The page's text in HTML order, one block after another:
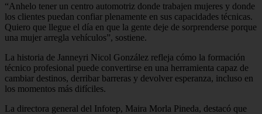
“Anhelo tener un centro automotriz donde trabajen mujeres y donde
los clientes puedan confiar plenamente en sus capacidades técnicas.
Quiero que llegue el día en que la gente deje de sorprenderse porque
una mujer arregla vehículos”, sostiene.
La historia de Janneyri Nicol González refleja cómo la formación
técnico profesional puede convertirse en una herramienta capaz de
cambiar destinos, derribar barreras y devolver esperanza, incluso en
los momentos más difíciles.
La directora general del Infotep, Maira Morla Pineda, destacó que